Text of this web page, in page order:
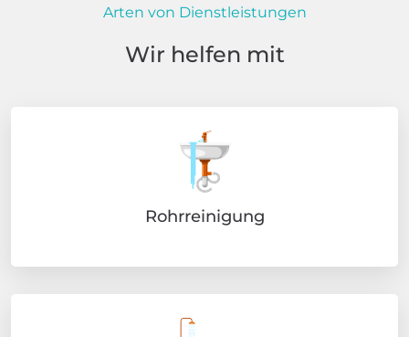
Arten von Dienstleistungen
Wir helfen mit
Rohrreinigung